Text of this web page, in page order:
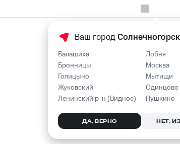
Ваш городСолнечногорск
Балашиха
Бронницы
Голицыно
Жуковский
Ленинский р-н (Видное)
Лобня
Москва
Мытищи
Одинцово
Пушкино
ДА, ВЕРНО НЕТ,